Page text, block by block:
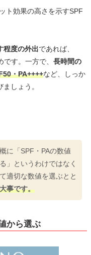
ト効果の高さを示すSPF
程度の外出であれば、
す。一方で、 長時間の
・PA++++など、しっか
しょう。
に「SPF・PAの数値
」というわけではなく
適切な数値を選ぶとと
事です。
から選ぶ